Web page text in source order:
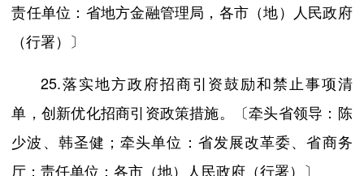
责任单位：省地方金融管理局，各市（地）人民政府
（行署）〕
25.落实地方政府招商引资鼓励和禁止事项清
单，创新优化招商引资政策措施。〔牵头省领导：陈
少波、韩圣健；牵头单位：省发展改革委、省商务
厅；责任单位：各市（地）人民政府（行署）〕